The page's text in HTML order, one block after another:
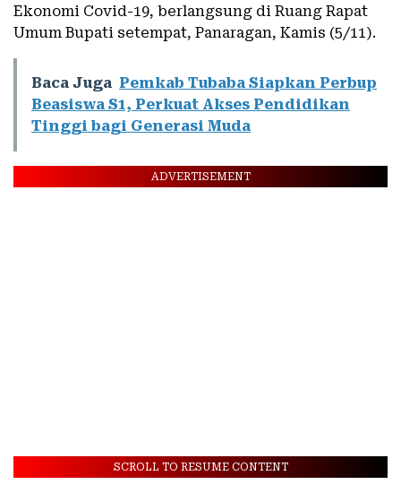
Ekonomi Covid-19, berlangsung di Ruang Rapat
Umum Bupati setempat, Panaragan, Kamis (5/11).
Baca Juga Pemkab Tubaba Siapkan Perbup
Beasiswa S1, Perkuat Akses Pendidikan
Tinggi bagi Generasi Muda
ADVERTISEMENT
SCROLL TO RESUME CONTENT